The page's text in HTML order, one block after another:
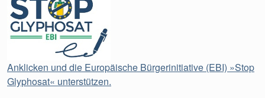
Anklicken und die Europäische Bürgerinitiative (EBI) »Stop
Glyphosat« unterstützen.